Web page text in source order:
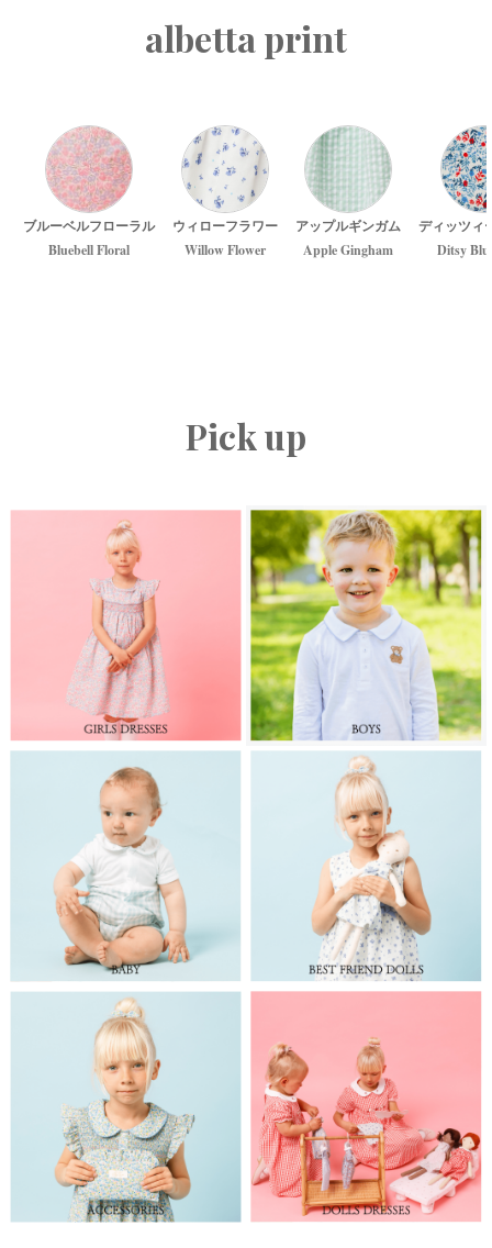
albetta print
ブルーベルフローラル
Bluebell Floral
ウィローフラワー
Willow Flower
アップルギンガム
Apple Gingham
ディッツィ
Ditsy
Pick up